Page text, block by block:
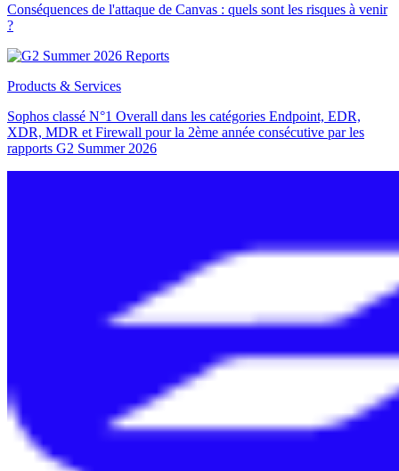
Conséquences de l'attaque de Canvas : quels sont les risques à venir
?
Products & Services
Sophos classé N°1 Overall dans les catégories Endpoint, EDR,
XDR, MDR et Firewall pour la 2ème année consécutive par les
rapports G2 Summer 2026